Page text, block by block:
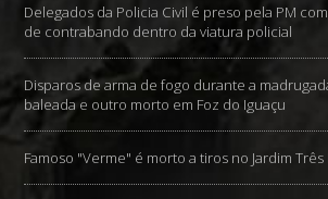
Delegados da Policia Civil é preso pela PM
de contrabando dentro da viatura policial
Disparos de arma de fogo durante a
baleada e outro morto em Foz do Iguaçu
Famoso "Verme" é morto a tiros no Jardim